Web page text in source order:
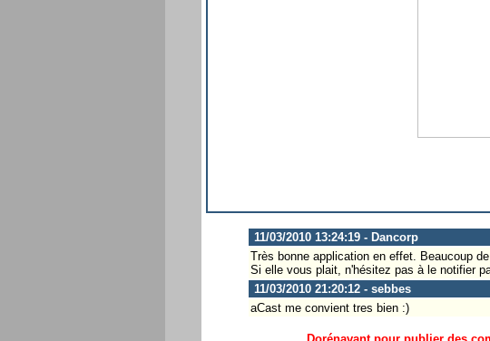
11/03/2010 13:24:19 - Dancorp
Très bonne application en effet. Beaucoup
Si elle vous plait, n'hésitez pas à le notifier
11/03/2010 21:20:12 - sebbes
aCast me convient tres bien :)